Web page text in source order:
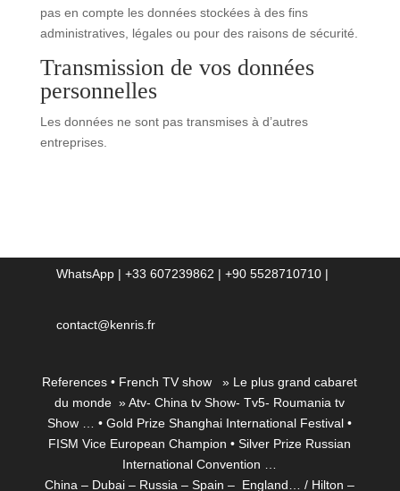
pas en compte les données stockées à des fins
administratives, légales ou pour des raisons de sécurité.
Transmission de vos données
personnelles
Les données ne sont pas transmises à d’autres
entreprises.
WhatsApp | +33 607239862 | +90 5528710710 |
contact@kenris.fr
References • French TV show » Le plus grand cabaret
du monde » Atv- China tv Show- Tv5- Roumania tv
Show … • Gold Prize Shanghai International Festival •
FISM Vice European Champion • Silver Prize Russian
International Convention …
China – Dubai – Russia – Spain – England… / Hilton –